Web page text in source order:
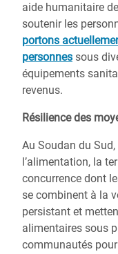
aide humanitaire
soutenir les
portons
personnes sous
équipements
revenus.
Résilience des
Au Soudan du
l’alimentation, la
concurrence dont
se combinent à la
persistant et
alimentaires sous
communautés